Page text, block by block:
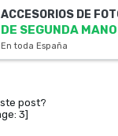
ACCESORIOS DE
DE SEGUNDA MANO
En toda España
post?
3]